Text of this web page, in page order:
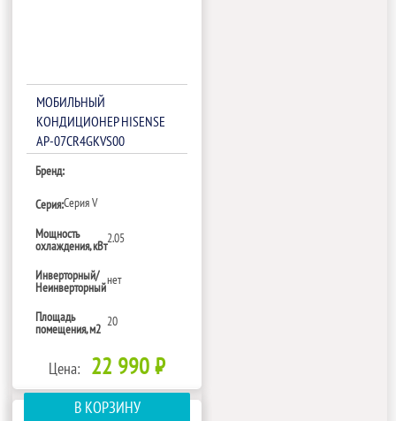
МОБИЛЬНЫЙ
КОНДИЦИОНЕР HISENSE
AP-07CR4GKVS00
Бренд:
Серия:Сeрия V
Мощность
охлаждения, кВт
2.05
Инверторный/
Неинверторный
нет
Площадь
помещения, м2
20
Цена: 22 990 ₽
В КОРЗИНУ